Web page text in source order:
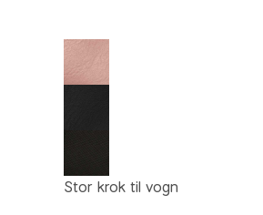
Stor krok til vogn